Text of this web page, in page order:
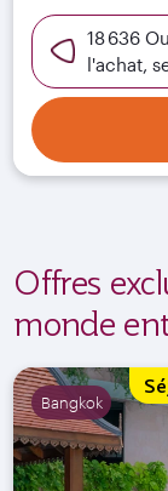
18 636
l'achat,
Offres
monde
Bangkok